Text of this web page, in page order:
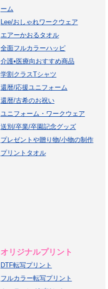
ーム
Lee/おしゃれワークウェア
エアーかおるタオル
全面フルカラーハッピ
介護•医療向おすすめ商品
学割クラスTシャツ
還暦/応援ユニフォーム
還暦/古希のお祝い
ユニフォーム・ワークウェア
送別/卒業/卒園記念グッズ
プレゼントや贈り物/小物の制作
プリントタオル
オリジナルプリント
DTF転写プリント
フルカラー転写プリント